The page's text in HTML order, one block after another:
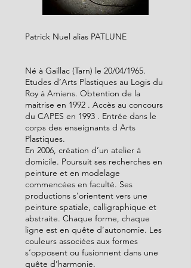
Patrick Nuel alias PATLUNE
Né à Gaillac (Tarn) le 20/04/1965.
Etudes d’Arts Plastiques au Logis du
Roy à Amiens. Obtention de la
maitrise en 1992 . Accès au concours
du CAPES en 1993 . Entrée dans le
corps des enseignants d Arts
Plastiques.
En 2006, création d’un atelier à
domicile. Poursuit ses recherches en
peinture et en modelage
commencées en faculté. Ses
productions s’orientent vers une
peinture spatiale, calligraphique et
abstraite. Chaque forme, chaque
ligne est en quête d’autonomie. Les
couleurs associées aux formes
s‘opposent ou fusionnent dans une
quête d’harmonie.